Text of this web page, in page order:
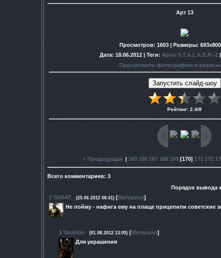
Арт 13
Просмотров: 1603 | Размеры:
Дата: 18.06.2012 | Теги: Арты S.T.A.L.K.E.R.-2
Просмотреть фотографию в
Рейтинг: 2.4/8
« Предыдущая| 165 166 167 168 169[170] 171 172
Всего комментариев: 3
Порядок вывода
2 SKRAT (25.06.2012 08:41) [Материал]
Не пойму - нафига ему на плаще прицепили советские
3 Simbion (01.08.2012 13:05) [Материал]
Для украшения